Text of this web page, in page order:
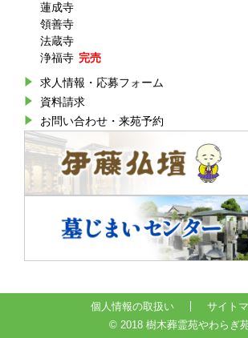
蓮成寺
領善寺
法蔵寺
浄福寺
求人情報・応募フォーム
資料請求
お問い合わせ・来苑予約
個人情報の取扱い
サイト
© 2018 樹木葬霊苑やわらぎ